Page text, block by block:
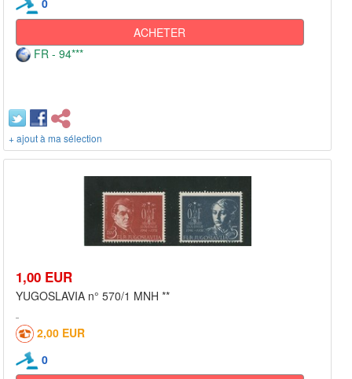
ACHETER
FR - 94***
+ ajout à ma sélection
1,00 EUR
YUGOSLAVIA n° 570/1 MNH **
2,00 EUR
0